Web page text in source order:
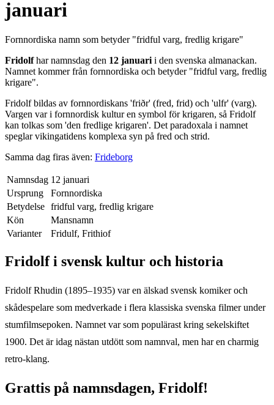
januari
Fornnordiska namn som betyder "fridful varg, fredlig krigare"
Fridolfhar namnsdag den 12 januarii den svenska almanackan.
Namnet kommer från fornnordiska och betyder "fridful varg, fredlig
krigare".
Fridolf bildas av fornnordiskans 'friðr' (fred, frid) och 'ulfr' (varg).
Vargen var i fornnordisk kultur en symbol för krigaren, så Fridolf
kan tolkas som 'den fredlige krigaren'. Det paradoxala i namnet
speglar vikingatidens komplexa syn på fred och strid.
Samma dag firas även: Frideborg
Namnsdag 12 januari
Ursprung
Fornnordiska
Betydelse fridful varg, fredlig krigare
Kön
Mansnamn
Varianter
Fridulf, Frithiof
Fridolfi svensk kultur och historia
Fridolf Rhudin (1895–1935) var en älskad svensk komiker och
skådespelare som medverkade i flera klassiska svenska filmer under
stumfilmsepoken. Namnet var som populärast kring sekelskiftet
1900. Det är idag nästan utdött som namnval, men har en charmig
retro-klang.
Grattis på namnsdagen, Fridolf!